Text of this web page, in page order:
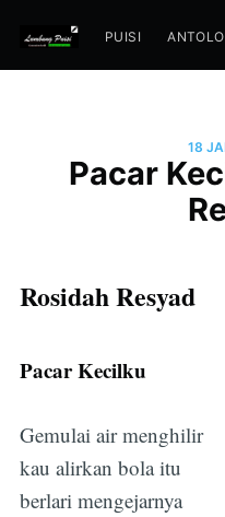
PUISI
18
Pacar
Rosidah Resyad
Pacar Kecilku
Gemulai air menghilir
kau alirkan bola itu
berlari mengejarnya